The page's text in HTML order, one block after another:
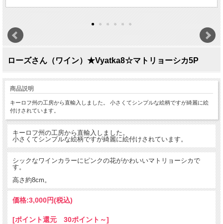
ローズさん（ワイン）★Vyatka8☆マトリョーシカ5P
商品説明
キーロフ州の工房から直輸入しました。 小さくてシンプルな絵柄ですが綺麗に絵
付けされています。
キーロフ州の工房から直輸入しました。
小さくてシンプルな絵柄ですが綺麗に絵付けされています。
シックなワインカラーにピンクの花がかわいいマトリョーシカで
す。
高さ約8cm。
価格:3,000円(税込)
[ポイント還元 30ポイント～]